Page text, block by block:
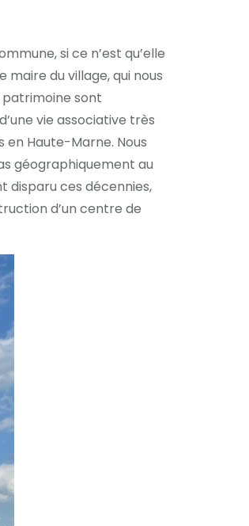
si ce n’est qu’elle
du village, qui nous
patrimoine sont
vie associative très
en Haute-Marne. Nous
géographiquement au
disparu ces décennies,
d’un centre de